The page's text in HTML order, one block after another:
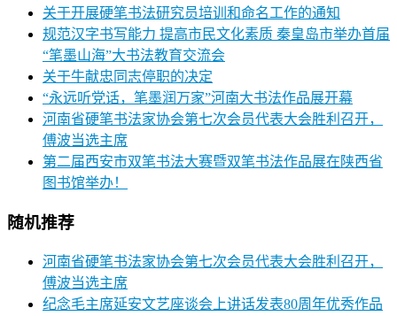
关于开展硬笔书法研究员培训和命名工作的通知
规范汉字书写能力 提高市民文化素质 秦皇岛市举办首届
“笔墨山海”大书法教育交流会
关于牛献忠同志停职的决定
“永远听党话，笔墨润万家”河南大书法作品展开幕
河南省硬笔书法家协会第七次会员代表大会胜利召开，
傅波当选主席
第二届西安市双笔书法大赛暨双笔书法作品展在陕西省
图书馆举办！
随机推荐
河南省硬笔书法家协会第七次会员代表大会胜利召开，
傅波当选主席
纪念毛主席延安文艺座谈会上讲话发表80周年优秀作品